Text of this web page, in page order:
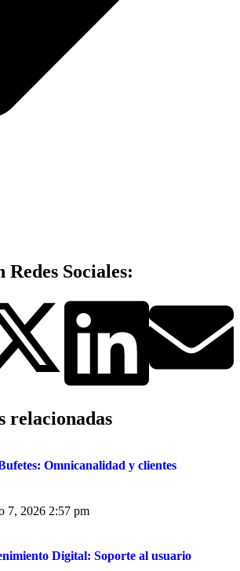
Sociales:
relacionadas
Omnicanalidad y clientes
7, 2026 2:57 pm
Digital: Soporte al usuario